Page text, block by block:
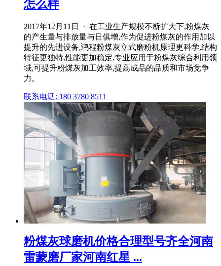
怎么样
2017年12月11日 · 在工业生产规模不断扩大下,粉煤灰
的产生量与排放量与日俱增,作为促进粉煤灰的作用加以
提升的先进设备,鸿程粉煤灰立式磨粉机原理更科学,结构
特征更独特,性能更加稳定,专业应用于粉煤灰综合利用领
域,可提升粉煤灰加工效率,提高成品的品质和市场竞争
力。
联系电话: 180 3780 8511
粉煤灰球磨机价格合理型号齐全河南
雷蒙磨厂家河南红星 ...